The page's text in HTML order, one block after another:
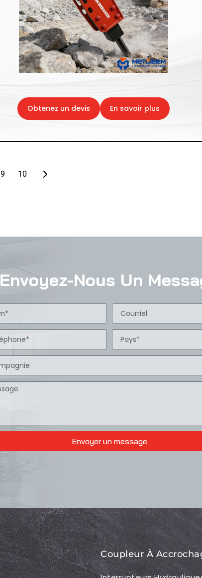
Obtenez un devis En savoir plus
9 10
Envoyez-Nous Un
Envoyer un message
Coupleur À